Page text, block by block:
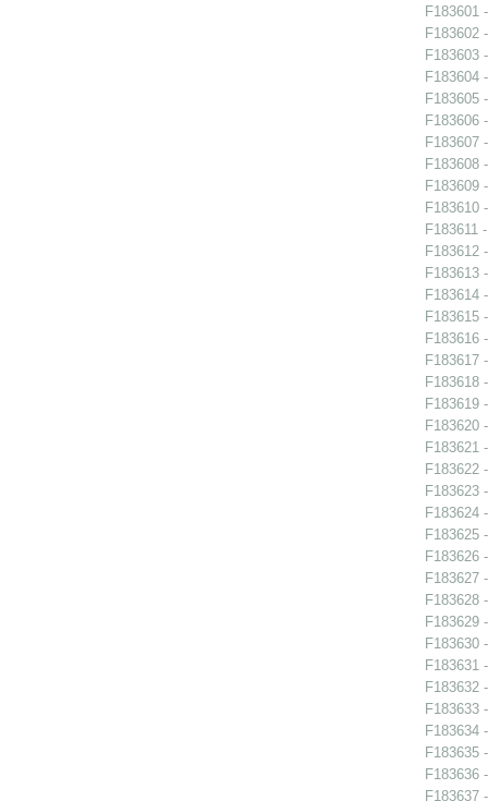
F183601
F183602
F183603
F183604
F183605
F183606
F183607
F183608
F183609
F183610
F183611
F183612
F183613
F183614
F183615
F183616
F183617
F183618
F183619
F183620
F183621
F183622
F183623
F183624
F183625
F183626
F183627
F183628
F183629
F183630
F183631
F183632
F183633
F183634
F183635
F183636
F183637